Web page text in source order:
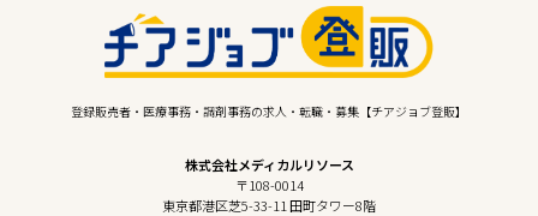
登録販売者・医療事務・調剤事務の求人・転職・募集【チアジョブ登販】
株式会社メディカルリソース
〒108-0014
東京都港区芝5-33-11 田町タワー8階